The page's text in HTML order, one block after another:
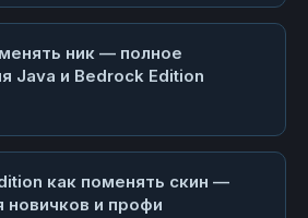
ник — полное
Java и Bedrock Edition
как поменять скин —
новичков и профи